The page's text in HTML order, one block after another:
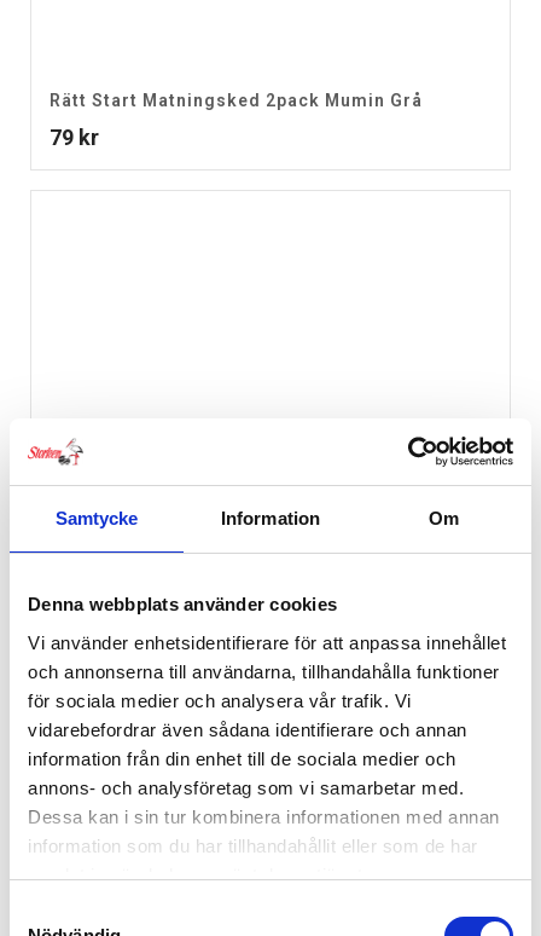
Samtycke Information Om
Denna webbplats använder cookies
Vi använder enhetsidentifierare för att anpassa innehållet
och annonserna till användarna, tillhandahålla funktioner
för sociala medier och analysera vår trafik. Vi
vidarebefordrar även sådana identifierare och annan
information från din enhet till de sociala medier och
annons- och analysföretag som vi samarbetar med.
Dessa kan i sin tur kombinera informationen med annan
information som du har tillhandahållit eller som de har
samlat in när du har använt deras tjänster.
Rätt Start Matningsked 2pack Mumin Grå
79 kr
Rätt Start Matningsked 2pack Mumin Blå